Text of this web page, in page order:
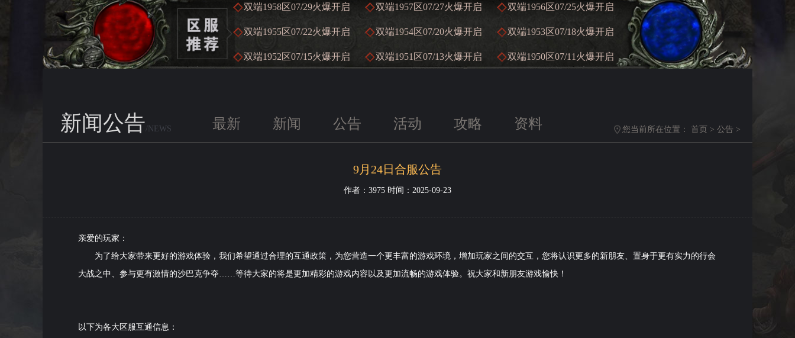
双端1958区07/29火爆开启 双端1957区07/27火爆开启 双端1956区07/25火爆开启
双端1955区07/22火爆开启 双端1954区07/20火爆开启 双端1953区07/18火爆开启
双端1952区07/15火爆开启 双端1951区07/13火爆开启 双端1950区07/11 火爆开启
新闻公告/NEWS 您当前所在位置： 首页 > 公告 >
最新 新闻 公告 活动 攻略 资料
9月24日合服公告
作者：3975 时间：2025-09-23
亲爱的玩家：
为了给大家带来更好的游戏体验，我们希望通过合理的互通政策，为您营造一个更丰富的游戏环境，增加玩家之间的交互，您将认识更多的新朋友、置身于更有实力的行会
大战之中、参与更有激情的沙巴克争夺……等待大家的将是更加精彩的游戏内容以及更加流畅的游戏体验。祝大家和新朋友游戏愉快！
以下为各大区服互通信息：